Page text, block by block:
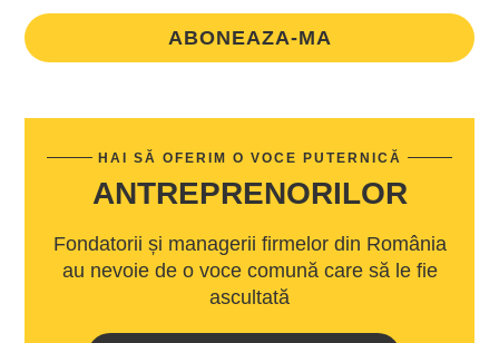
ABONEAZA-MA
HAI SĂ OFERIM O VOCE PUTERNICĂ
ANTREPRENORILOR
Fondatorii și managerii firmelor din România
au nevoie de o voce comună care să le fie
ascultată